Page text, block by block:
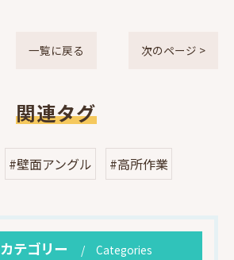
一覧に戻る 次のページ >
関連タグ
#壁面アングル #高所作業
カテゴリー Categories